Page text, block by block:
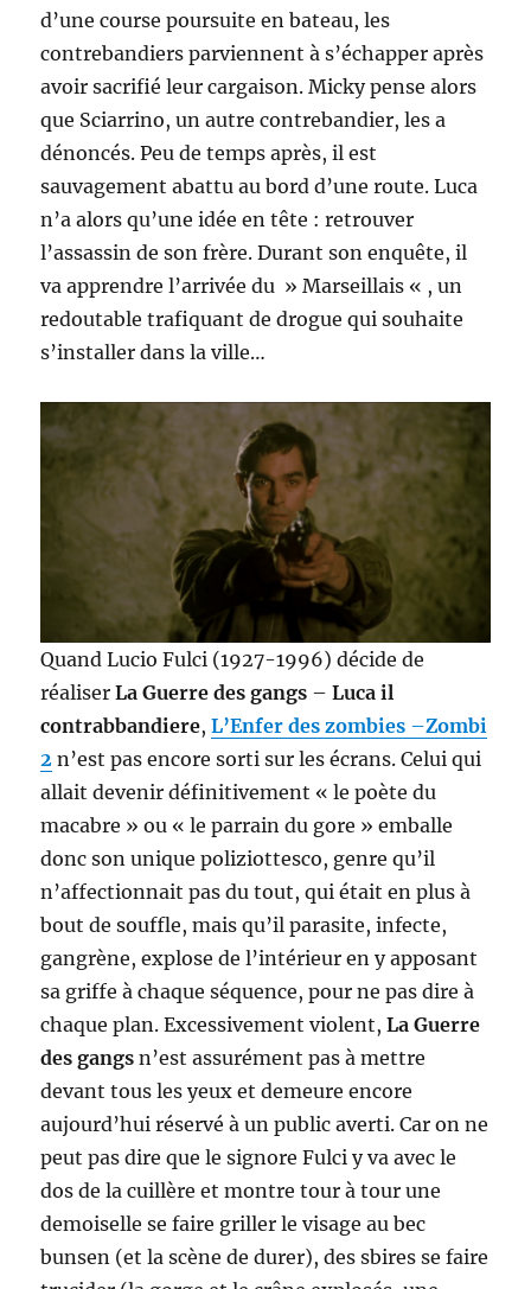
d’une course poursuite en bateau, les
contrebandiers parviennent à s’échapper après
avoir sacrifié leur cargaison. Micky pense alors
que Sciarrino, un autre contrebandier, les a
dénoncés. Peu de temps après, il est
sauvagement abattu au bord d’une route. Luca
n’a alors qu’une idée en tête : retrouver
l’assassin de son frère. Durant son enquête, il
va apprendre l’arrivée du » Marseillais « , un
redoutable trafiquant de drogue qui souhaite
s’installer dans la ville…
Quand Lucio Fulci (1927-1996) décide de
réaliserLa Guerre des gangs –Luca il
contrabbandiere,L’Enfer des zombies –Zombi
2 n’est pas encore sorti sur les écrans. Celui qui
allait devenir définitivement « le poète du
macabre » ou « le parrain du gore » emballe
donc son unique poliziottesco, genre qu’il
n’affectionnait pas du tout, qui était en plus à
bout de souffle, mais qu’il parasite, infecte,
gangrène, explose de l’intérieur en y apposant
sa griffe à chaque séquence, pour ne pas dire à
chaque plan. Excessivement violent,La Guerre
des gangs n’est assurément pas à mettre
devant tous les yeux et demeure encore
aujourd’hui réservé à un public averti. Car on ne
peut pas dire que le signore Fulci y va avec le
dos de la cuillère et montre tour à tour une
demoiselle se faire griller le visage au bec
bunsen (et la scène de durer), des sbires se faire